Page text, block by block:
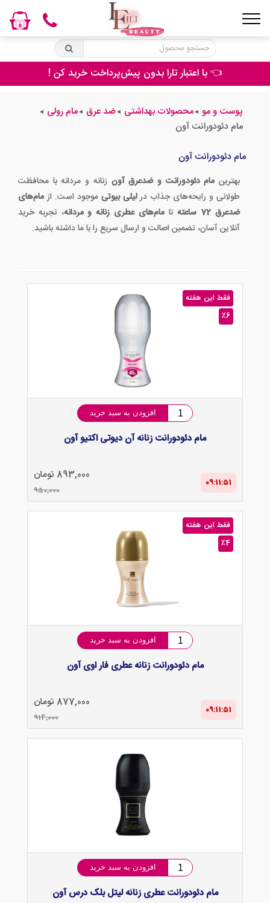
👈 با اعتبار تارا بدون پیش‌پرداخت خرید کن !
0
پوست و مو ◄محصولات بهداشتی ◄ضد عرق ◄مام رولی ◄
مام دئودورانت آون
مام دئودورانت آون
بهترین مام دئودورانت و ضدعرق آون زنانه و مردانه با محافظت
طولانی و رایحه‌های جذاب درلیلی بیوتی موجود است. از مام‌های
ضدعرق 72 ساعته
تامام‌های عطری زنانه و مردانه، تجربه خرید
آنلاین آسان، تضمین اصالت و ارسال سریع را با ما داشته باشید.
٪6
فقط این هفته
افزودن به سبد خرید
مام دئودورانت زنانه آن دیوتی اکتیو آون
09:11‌:‌51 893,000 تومان
950,000
٪4
فقط این هفته
افزودن به سبد خرید
مام دئودورانت زنانه عطری فار اوی آون
09:11‌:‌51 877,000 تومان
914,000
افزودن به سبد خرید
مام دئودورانت عطری زنانه لیتل بلک درس آون